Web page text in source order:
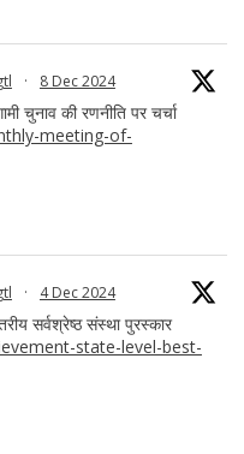
· 8 Dec 2024
चुनाव की रणनीति पर चर्चा
meeting-of-
· 4 Dec 2024
सर्वश्रेष्ठ संस्था पुरस्कार
state-level-best-